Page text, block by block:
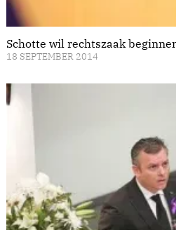
Schotte wil rechtszaak
18 SEPTEMBER 2014